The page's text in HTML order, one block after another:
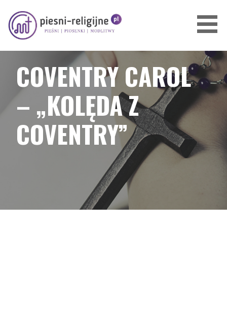
treści
PIOSENKI I PIEŚNI RELIGIJNE
COVENTRY CAROL
– „KOLĘDA Z
COVENTRY”